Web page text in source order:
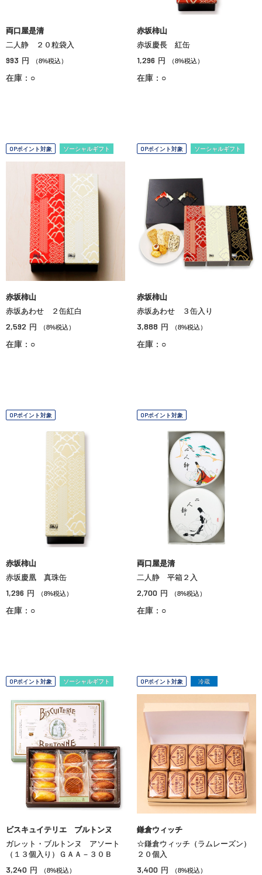
両口屋是清
二人静 ２０粒袋入
993 円 （8%税込）
在庫：○
赤坂柿山
赤坂慶長 紅缶
1,296 円 （8%税込）
在庫：○
OPポイント対象 ソーシャルギフト
赤坂柿山
赤坂あわせ ２缶紅白
2,592 円 （8%税込）
在庫：○
OPポイント対象 ソーシャルギフト
赤坂柿山
赤坂あわせ ３缶入り
3,888 円 （8%税込）
在庫：○
OPポイント対象
赤坂柿山
赤坂慶凰 真珠缶
1,296 円 （8%税込）
在庫：○
OPポイント対象
両口屋是清
二人静 平箱２入
2,700 円 （8%税込）
在庫：○
OPポイント対象 ソーシャルギフト
ビスキュイテリエ ブルトンヌ
ガレット・ブルトンヌ アソート
（１３個入り）ＧＡＡ－３０Ｂ
3,240 円 （8%税込）
OPポイント対象 冷蔵
鎌倉ウィッチ
☆鎌倉ウィッチ（ラムレーズン）
２０個入
3,400 円 （8%税込）